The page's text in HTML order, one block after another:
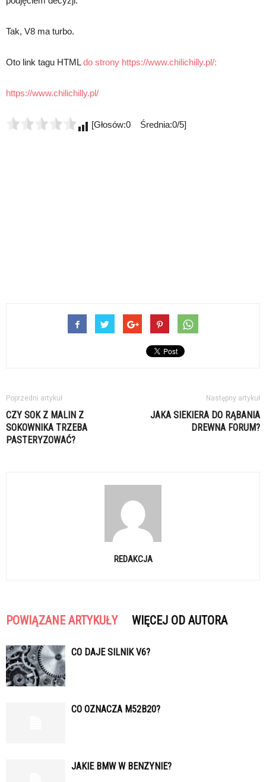
Tak, V8 ma turbo.
Oto link tagu HTMLdo strony https://www.chilichilly.pl/:
https://www.chilichilly.pl/
[Głosów:0 Średnia:0/5]
Poprzedni artykuł
CZY SOK Z MALIN Z
SOKOWNIKA TRZEBA
PASTERYZOWAĆ?
Następny artykuł
JAKA SIEKIERA DO RĄBANIA
DREWNA FORUM?
REDAKCJA
POWIĄZANE ARTYKUŁY WIĘCEJ OD AUTORA
CO DAJE SILNIK V6?
CO OZNACZA M52B20?
JAKIE BMW W BENZYNIE?